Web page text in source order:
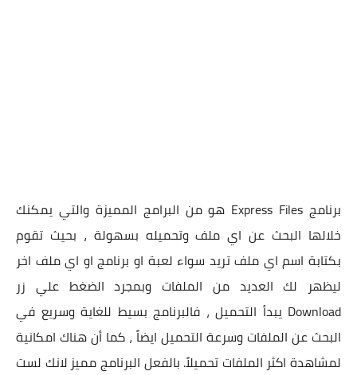
برنامج Express Files هو من البرامج المميزة والتي يمكنك
خلالها البحث عن اي ملف وتحميله بسهولة ، بحيث تقوم
بكتابة اسم اي ملف تريد سواء لعبة او برنامج او اي ملف اخر
ليظهر لك العديد من الملفات وبمجرد الضغط علي زر
Download يبدأ التحميل ، فالبرنامج بسيط للغاية وسريع في
البحث عن الملفات وسرعة التحميل ايضاً ، كما أن هناك امكانية
لمشاهدة اكثر الملفات تحميلاً. بالفعل البرنامج مميز لانك لست